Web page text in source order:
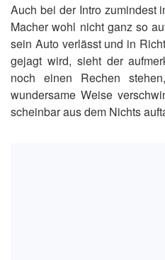
Auch bei der Intro zumindest
Macher wohl nicht ganz so
sein Auto verlässt und in
gejagt wird, sieht der
noch einen Rechen
wundersame Weise
scheinbar aus dem Nichts